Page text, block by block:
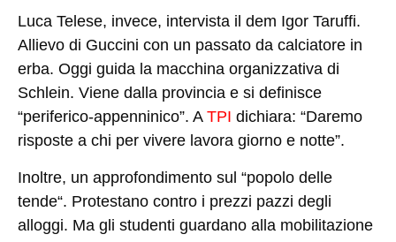
Luca Telese, invece, intervista il dem Igor Taruffi.
Allievo di Guccini con un passato da calciatore in
erba. Oggi guida la macchina organizzativa di
Schlein. Viene dalla provincia e si definisce
“periferico-appenninico”. A TPI dichiara: “Daremo
risposte a chi per vivere lavora giorno e notte”.
Inoltre, un approfondimento sul “popolo delle
tende“. Protestano contro i prezzi pazzi degli
alloggi. Ma gli studenti guardano alla mobilitazione